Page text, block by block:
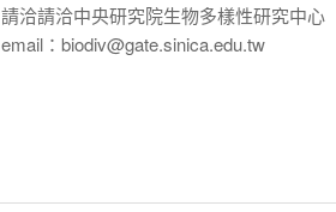
請洽請洽中央研究院生物多樣性研究中心
email：biodiv@gate.sinica.edu.tw